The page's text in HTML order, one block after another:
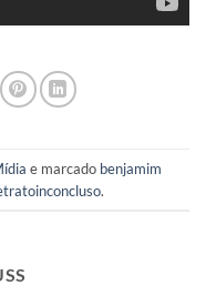
e marcado benjamim
.